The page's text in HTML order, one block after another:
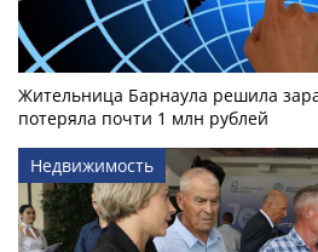
Жительница Барнаула решила
потеряла почти 1 млн рублей
Недвижимость